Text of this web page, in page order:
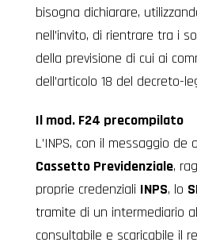
bisogna dichiarare,
nell’invito, di rientrare tra i
della previsione di cui ai
dell’articolo 18 del decreto-
Il mod. F24 precompilato
L’INPS, con il messaggio de
Cassetto Previdenziale,
proprie credenziali INPS, lo
tramite di un intermediario
consultabile e scaricabile il